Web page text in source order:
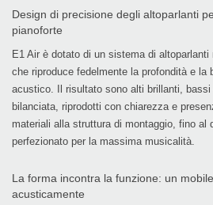
Design di precisione degli altoparlanti
pianoforte
E1 Air è dotato di un sistema di
che riproduce fedelmente la profondità e la
acustico. Il risultato sono alti brillanti,
bilanciata, riprodotti con chiarezza e
materiali alla struttura di montaggio, fino al
perfezionato per la massima musicalità.
La forma incontra la funzione: un
acusticamente